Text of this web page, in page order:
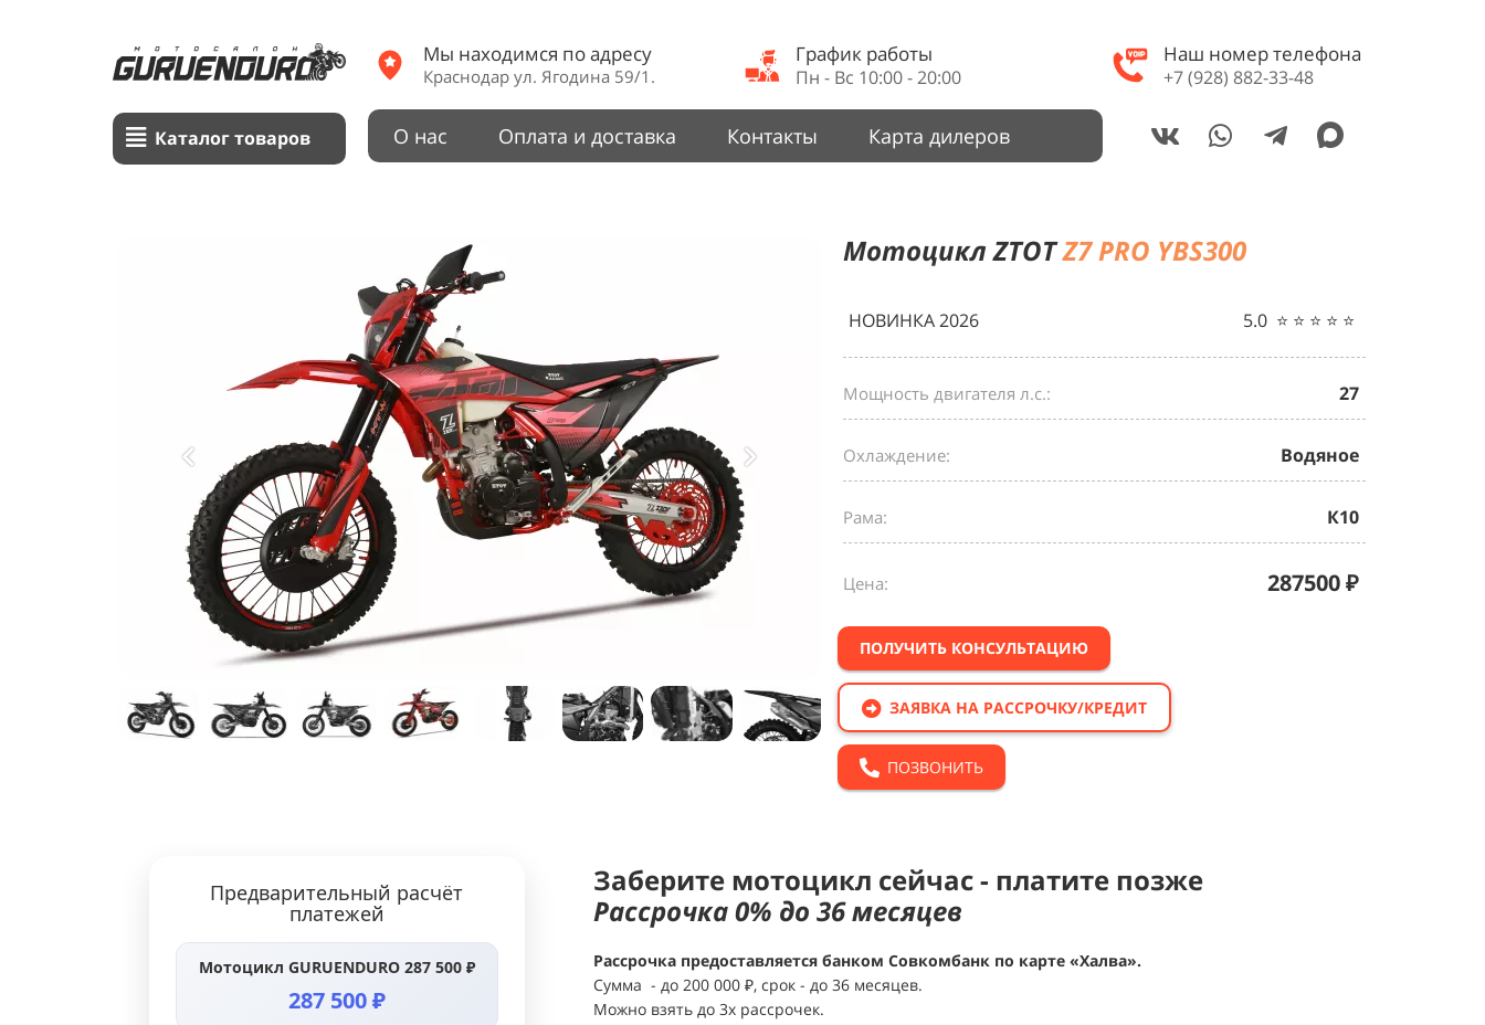
Каталог товаров
Мы находимся по адресу
Краснодар ул. Ягодина 59/1.
График работы
Пн - Вс 10:00 - 20:00
Наш номер телефона
+7 (928) 882-33-48
О нас Оплата и доставка Контакты Карта дилеров
МотоциклZTOTZ7 PRO YBS300
НОВИНКА 2026 5.0 ⭐️ ⭐️ ⭐️ ⭐️ ⭐️
Мощность двигателя л.с.: 27
Охлаждение: Водяное
Рама: К10
Цена: 287500₽
ПОЛУЧИТЬ КОНСУЛЬТАЦИЮ
ЗАЯВКА НА РАССРОЧКУ/КРЕДИТ
ПОЗВОНИТЬ
Предварительный расчёт
платежей
Мотоцикл GURUENDURO 287 500 ₽
287 500 ₽
Заберите мотоцикл сейчас - платите позже
Рассрочка 0% до 36 месяцев
Рассрочка предоставляется банком Совкомбанк по карте «Халва».
Сумма - до 200 000 ₽, срок - до 36 месяцев.
Можно взять до 3х рассрочек.